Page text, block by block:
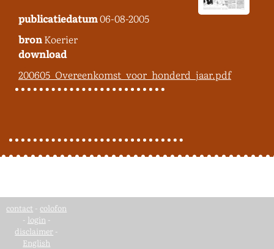
publicatiedatum06-08-2005
bronKoerier
download
200605_Overeenkomst_voor_honderd_jaar.pdf
contact - colofon
- login -
disclaimer -
English